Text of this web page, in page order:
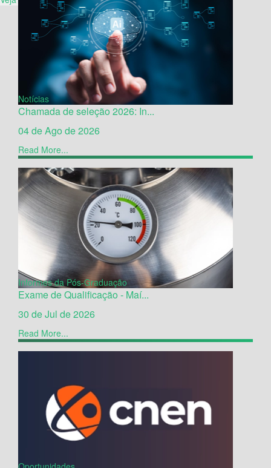
Notícias
Chamada de seleção 2026: In...
04 de Ago de 2026
Read More...
Informes da Pós-Graduação
Exame de Qualificação - Maí...
30 de Jul de 2026
Read More...